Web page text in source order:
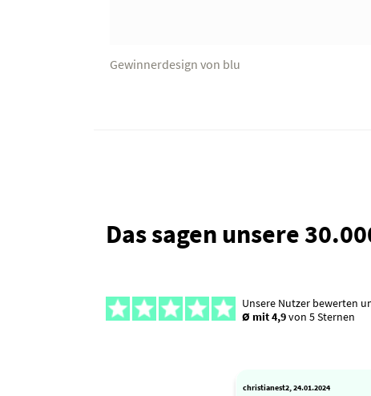
Gewinnerdesign von blu
Das sagen unsere
Unsere Nutzer bewerten
Ø mit 4,9von 5 Sternen
christianest2, 24.01.2024